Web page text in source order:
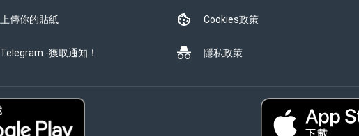
上傳你的貼紙
Telegram -獲取通知！
Cookies政策
隱私政策